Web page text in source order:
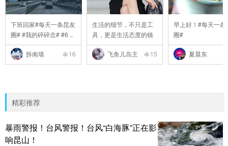
下班回家#每天一条昆友
圈# #我的碎碎念# #6 ..
拆南墙 16
生活的细节，不只是工
具，更是生活态度的镜
..
飞鱼儿岛主
15
早上好！#每天一条
圈#
夏晨东
精彩推荐
暴雨警报！台风警报！台风“白海豚”正在影
响昆山！